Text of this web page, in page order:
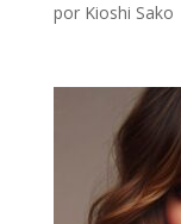
por Kioshi Sako